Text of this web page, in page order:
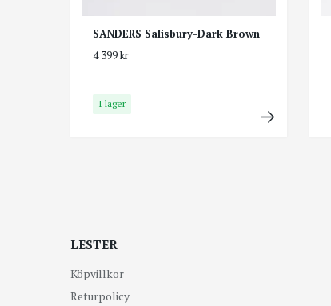
SANDERS Salisbury-Dark Brown
4 399 kr
I lager
LESTER
Köpvillkor
Returpolicy